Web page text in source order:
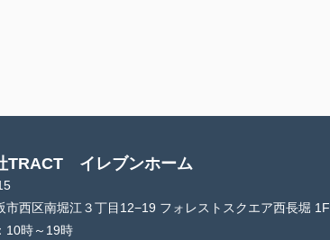
TRACT イレブンホーム
市西区南堀江３丁目12−19 フォレストスクエア西長堀 1F
10時～19時